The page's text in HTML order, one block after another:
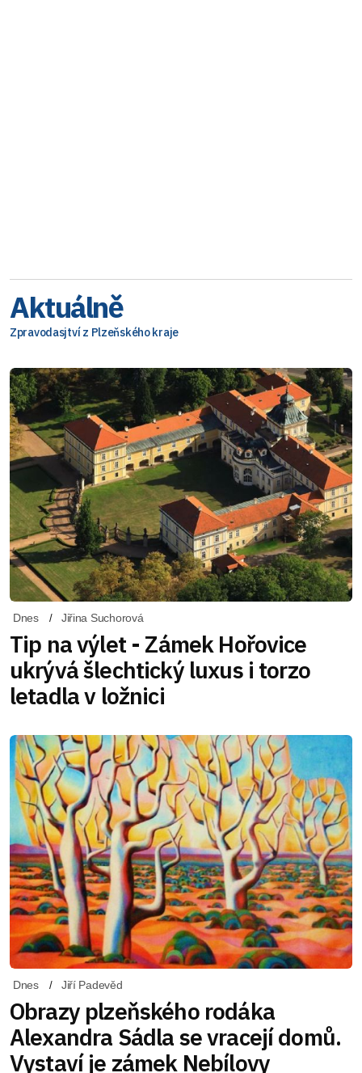
Aktuálně
Zpravodasjtví z Plzeňského kraje
Dnes Jiřina Suchorová
Tip na výlet - Zámek Hořovice
ukrývá šlechtický luxus i torzo
letadla v ložnici
Dnes Jiří Padevěd
Obrazy plzeňského rodáka
Alexandra Sádla se vracejí domů.
Vystaví je zámek Nebílovy